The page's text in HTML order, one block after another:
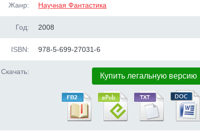
Жанр: Научная Фантастика
Год: 2008
ISBN: 978-5-699-27031-6
Скачать: Купить легальную версию